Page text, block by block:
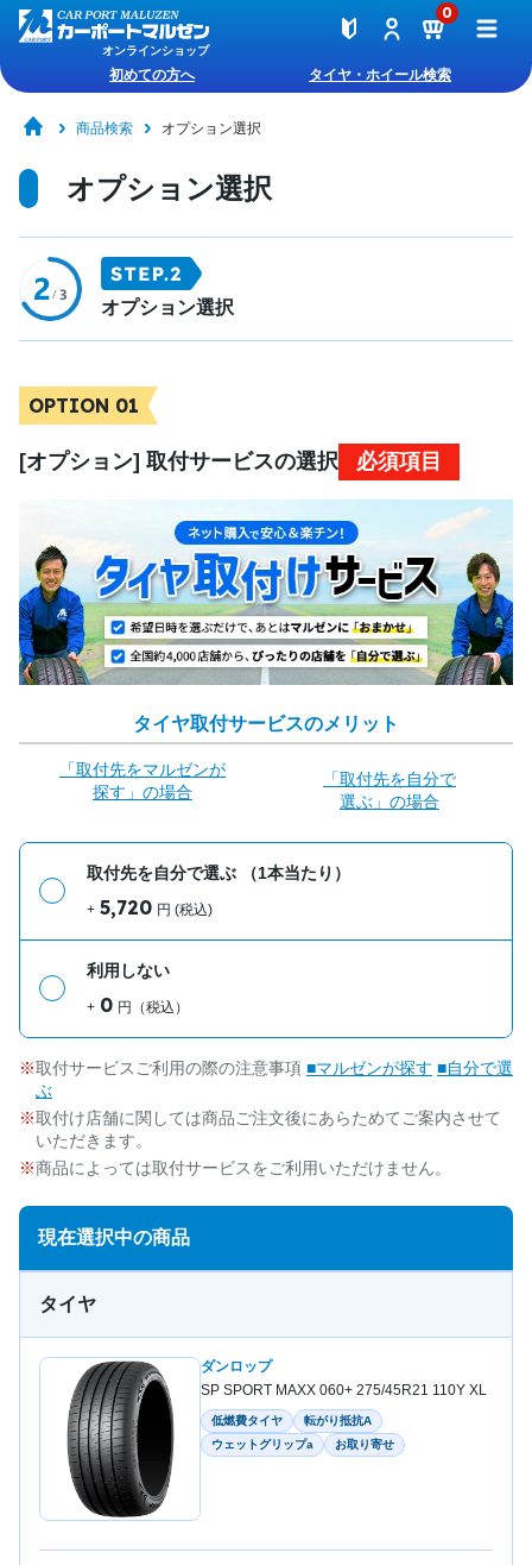
オンラインショップ
0
初めての方へ タイヤ・ホイール検索
商品検索 オプション選択
オプション選択
オプション選択
OPTION 01
[オプション] 取付サービスの選択 必須項目
タイヤ取付サービスのメリット
「取付先をマルゼンが
探す」の場合
「取付先を自分で
選ぶ」の場合
取付先を自分で選ぶ （1本当たり）
+ 5,720 円 (税込)
利用しない
+ 0 円（税込）
取付サービスご利用の際の注意事項 ■マルゼンが探す ■自分で選
ぶ
取付け店舗に関しては商品ご注文後にあらためてご案内させて
いただきます。
商品によっては取付サービスをご利用いただけません。
現在選択中の商品
タイヤ
ダンロップ
SP SPORT MAXX 060+ 275/45R21 110Y XL
低燃費タイヤ
転がり抵抗A
ウェットグリップa
お取り寄せ